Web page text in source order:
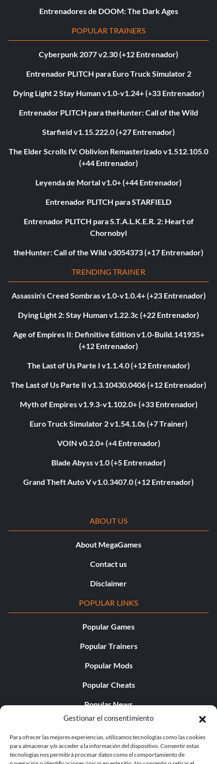
Gestionar el consentimiento
Para ofrecer las mejores experiencias, utilizamos tecnologías como las cookies
para almacenar y/o acceder a la información del dispositivo. Consentir estas
tecnologías nos permitirá procesar datos como el comportamiento de
Entrenadores de DOOM: The Dark Ages
POPULAR TRAINERS
Cyberpunk 2077 v2.30 (+12 Entrenador)
Entrenador PLITCH para Euro Truck Simulator 2
Dying Light 2 Stay Human v1.0-v1.24+ (+33 Entrenador)
Entrenador PLITCH para theHunter: Call of the Wild
Starfield v1.15.222.0 (+27 Entrenador)
The Elder Scrolls IV: Oblivion Remasterizado v1.512.105.0
(+44 Entrenador)
Leyenda de Mortal v1.0+ (+44 Entrenador)
Entrenador PLITCH para STARFIELD
Entrenador PLITCH para S.T.A.L.K.E.R. 2: Heart of
Chornobyl
theHunter: Call of the Wild v3054373 (+17 Entrenador)
TRENDING TRAINER
Assassin's Creed Sombras v1.0-v1.0.4+ (+23 Entrenador)
Dying Light 2: Stay Human v1.22.3c (+22 Entrenador)
Age of Empires II: Definitive Edition v1.0-Build.141935+
(+12 Entrenador)
The Last of Us Parte I v1.1.4.0 (+12 Entrenador)
The Last of Us Parte II v1.3.10430.0406 (+12 Entrenador)
Myth of Empires v1.9.3-v1.102.0+ (+33 Entrenador)
Euro Truck Simulator 2 v1.54.1.0s (+7 Trainer)
VOIN v0.2.0+ (+4 Entrenador)
Blade Abyss v1.0 (+5 Entrenador)
Grand Theft Auto V v1.0.3407.0 (+12 Entrenador)
ABOUT US
About MegaGames
Contact us
Disclaimer
POPULAR LINKS
Popular Games
Popular Trainers
Popular Mods
Popular Cheats
Popular News
Popular Editorials
Popular Free Games